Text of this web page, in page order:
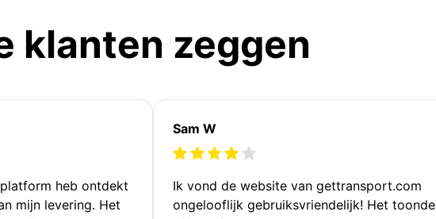
klanten zeggen
heb ontdekt
mijn levering. Het
Sam W
Ik vond de website van gettransport.com
ongelooflijk gebruiksvriendelijk! Het toonde